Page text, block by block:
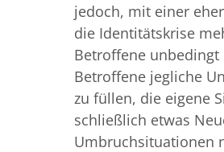
jedoch, mit einer
die Identitätskrise
Betroffene
Betroffene jegliche
zu füllen, die eigene
schließlich etwas
Umbruchsituationen